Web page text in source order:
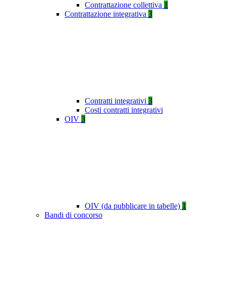
Contrattazione collettiva 1
Contrattazione integrativa 3
Contratti integrativi 3
Costi contratti integrativi
OIV 3
OIV (da pubblicare in tabelle) 1
Bandi di concorso